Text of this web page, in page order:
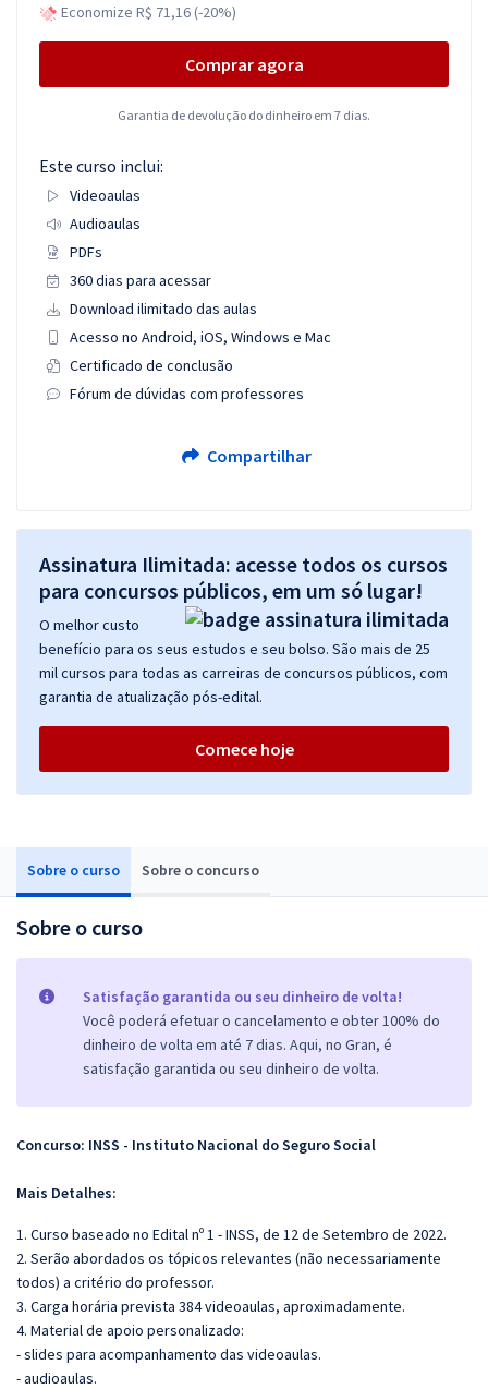
Sobre o curso Sobre o concurso
Sobre o curso
Satisfação garantida ou seu dinheiro de volta!
Você poderá efetuar o cancelamento e obter 100% do
dinheiro de volta em até 7 dias. Aqui, no Gran, é
satisfação garantida ou seu dinheiro de volta.
Concurso: INSS - Instituto Nacional do Seguro Social
Mais Detalhes:
1. Curso baseado no Edital nº 1 - INSS, de 12 de Setembro de 2022.
2. Serão abordados os tópicos relevantes (não necessariamente
todos) a critério do professor.
3. Carga horária prevista 384 videoaulas, aproximadamente.
4. Material de apoio personalizado:
- slides para acompanhamento das videoaulas.
- audioaulas.
Economize R$ 71,16 (-20%)
Comprar agora
Garantia de devolução do dinheiro em 7 dias.
Este curso inclui:
Videoaulas
Audioaulas
PDFs
360 dias para acessar
Download ilimitado das aulas
Acesso no Android, iOS, Windows e Mac
Certificado de conclusão
Fórum de dúvidas com professores
Compartilhar
Assinatura Ilimitada: acesse todos os cursos
para concursos públicos, em um só lugar!
O melhor custo
benefício para os seus estudos e seu bolso. São mais de 25
mil cursos para todas as carreiras de concursos públicos, com
garantia de atualização pós-edital.
Comece hoje